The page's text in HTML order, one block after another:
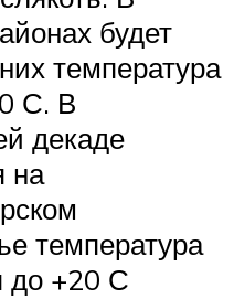
будет
температура
С. В
декаде
на
температура
до +20 С